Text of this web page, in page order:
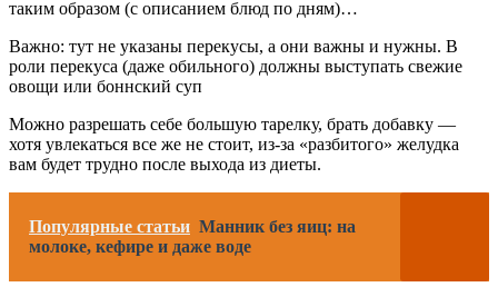
таким образом (с описанием блюд по дням)…
Важно: тут не указаны перекусы, а они важны и нужны. В
роли перекуса (даже обильного) должны выступать свежие
овощи или боннский суп
Можно разрешать себе большую тарелку, брать добавку —
хотя увлекаться все же не стоит, из-за «разбитого» желудка
вам будет трудно после выхода из диеты.
Популярные статьи Манник без яиц: на
молоке, кефире и даже воде